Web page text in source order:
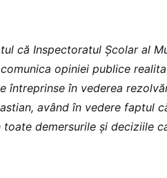
că Inspectoratul Școlar al
opiniei publice
întreprinse în vederea
având în vedere faptul
demersurile și deciziile